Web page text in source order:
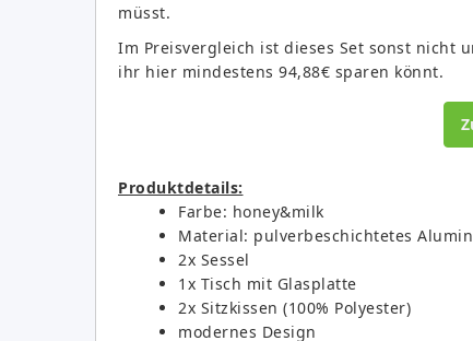
müsst.
Im Preisvergleich ist dieses Set sonst nicht
ihr hier mindestens 94,88€ sparen könnt.
Produktdetails:
Farbe: honey&milk
Material: pulverbeschichtetes
2x Sessel
1x Tisch mit Glasplatte
2x Sitzkissen (100% Polyester)
modernes Design